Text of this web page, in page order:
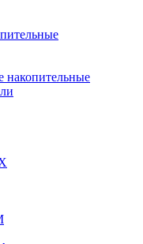
накопительные